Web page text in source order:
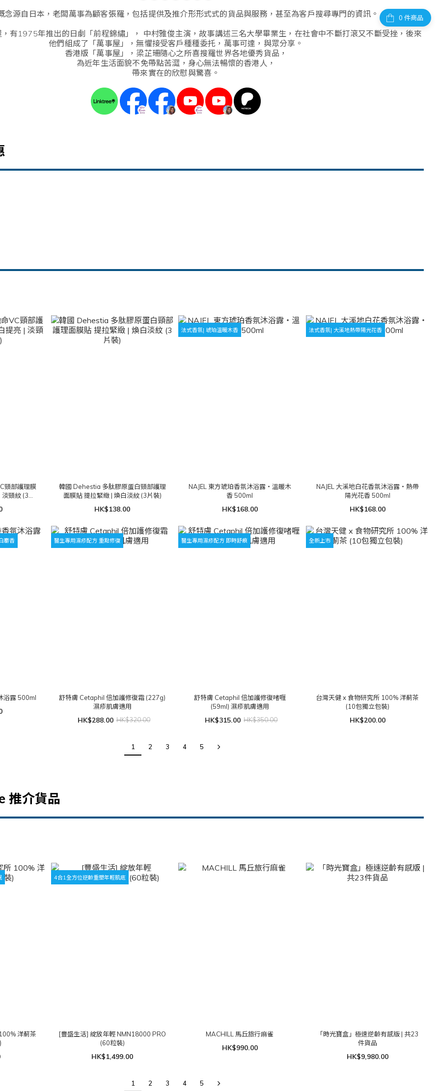
件商品
念源自日本，老闆萬事為顧客張羅，包括提供及推介形形式式的貨品與服務，甚至為客戶搜尋專門的資訊。
有1975年推出的日劇「前程錦繡」， 中村雅俊主演，故事講述三名大學畢業生，在社會中不斷打滾又不斷受挫，後來
他們組成了「萬事屋」，無懼接受客戶種種委托，萬事可達，與眾分享。
香港版「萬事屋」，梁芷珊隨心之所喜搜羅世界各地優秀貨品，
為近年生活面貌不免帶點苦澀，身心無法暢懷的香港人，
帶來實在的欣慰與驚喜。
頸部護理膜
頸紋 (3片
韓國 Dehestia 多肽膠原蛋白頸部護理
面膜貼 提拉緊緻 | 煥白淡紋 (3片裝)
HK$138.00
法式香氛| 琥珀溫暖木香
NAJEL 東方琥珀香氛沐浴露・溫暖木
香 500ml
HK$168.00
法式香氛| 大溪地熱帶陽光花香
NAJEL 大溪地白花香氛沐浴露・熱帶
陽光花香 500ml
HK$168.00
麝香
浴露 500ml
醫生專用濕疹配方 重點修復
舒特膚 Cetaphil 倍加護修復霜 (227g)
濕疹肌膚適用
HK$288.00 HK$320.00
醫生專用濕疹配方 即時舒痕
舒特膚 Cetaphil 倍加護修復啫喱
(59ml) 濕疹肌膚適用
HK$315.00 HK$350.00
全新上市
台灣天健 x 食物研究所 100% 洋薊茶
(10包獨立包裝)
HK$200.00
1 2 3 4 5
推介貨品
洋薊茶
4合1全方位逆齡重塑年輕肌底
[豐盛生活] 綻放年輕 NMN18000 PRO
(60粒裝)
HK$1,499.00
MACHILL 馬丘旅行麻雀
HK$990.00
「時光寶盒」極速逆齡有感版 | 共23
件貨品
HK$9,980.00
1 2 3 4 5